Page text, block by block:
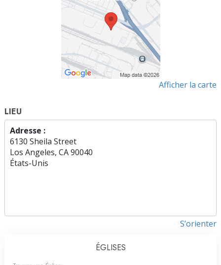
Afficher la carte
LIEU
Adresse :
6130 Sheila Street
Los Angeles, CA 90040
États-Unis
S’orienter
ÉGLISES